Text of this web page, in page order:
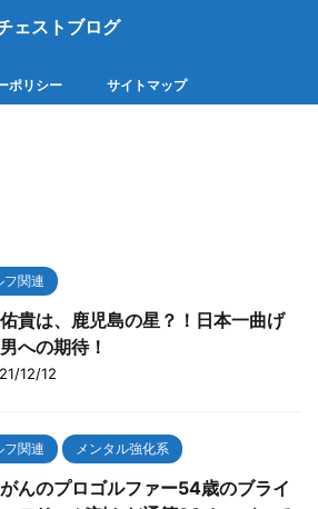
ェストブログ
ポリシー サイトマップ
フ関連
貴は、鹿児島の星？！日本一曲げ
への期待！
12/12
フ関連 メンタル強化系
んのプロゴルファー54歳のブライ